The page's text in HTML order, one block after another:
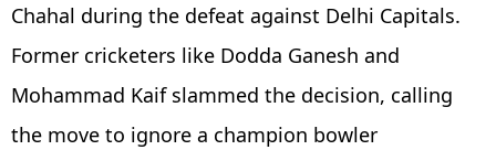
Chahal during the defeat against Delhi Capitals.
Former cricketers like Dodda Ganesh and
Mohammad Kaif slammed the decision, calling
the move to ignore a champion bowler